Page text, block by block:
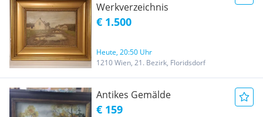
Werkverzeichnis
€ 1.500
Heute, 20:50 Uhr
1210 Wien, 21. Bezirk, Floridsdorf
Antikes Gemälde
€ 159